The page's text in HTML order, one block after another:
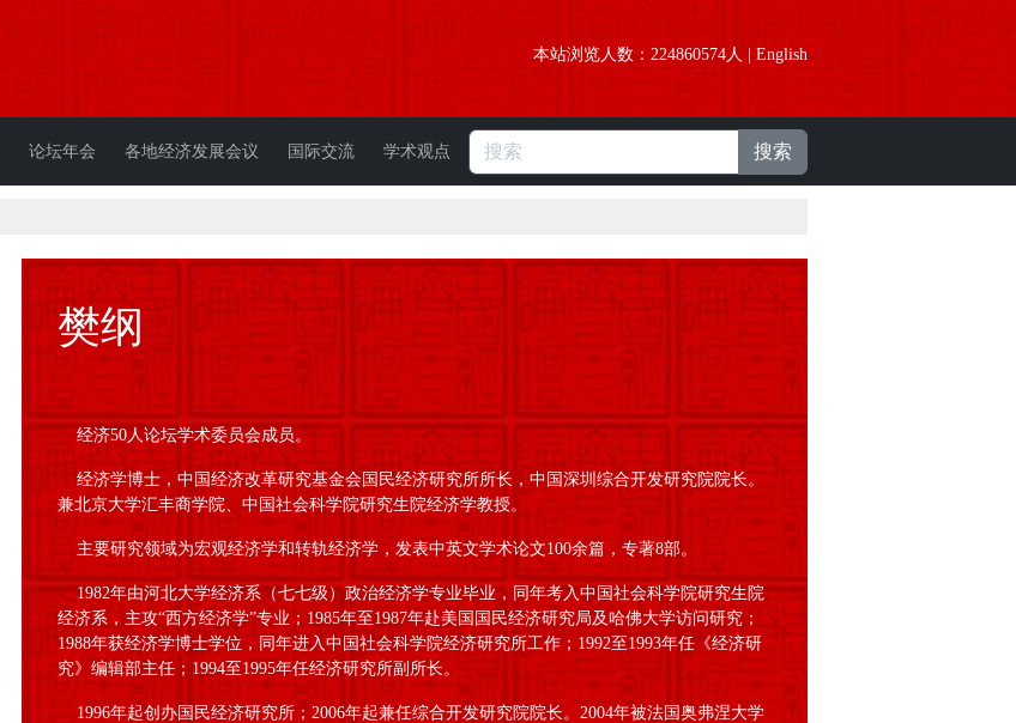
本站浏览人数： 224860574人 | English
论坛年会 各地经济发展会议 国际交流 学术观点 搜索
樊纲
经济50人论坛学术委员会成员。
经济学博士，中国经济改革研究基金会国民经济研究所所长，中国深圳综合开发研究院院长。
兼北京大学汇丰商学院、中国社会科学院研究生院经济学教授。
主要研究领域为宏观经济学和转轨经济学，发表中英文学术论文100余篇，专著8部。
1982年由河北大学经济系（七七级）政治经济学专业毕业，同年考入中国社会科学院研究生院
经济系，主攻“西方经济学”专业；1985年至1987年赴美国国民经济研究局及哈佛大学访问研究；
1988年获经济学博士学位，同年进入中国社会科学院经济研究所工作；1992至1993年任《经济研
究》编辑部主任；1994至1995年任经济研究所副所长。
1996年起创办国民经济研究所；2006年起兼任综合开发研究院院长。2004年被法国奥弗涅大学